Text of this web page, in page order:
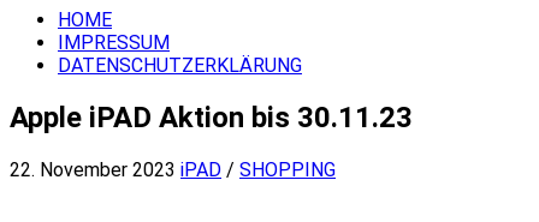
HOME
IMPRESSUM
DATENSCHUTZERKLÄRUNG
Apple iPAD Aktion bis 30.11.23
22. November 2023 iPAD / SHOPPING